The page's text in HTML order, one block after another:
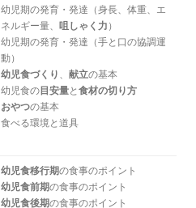
幼児期の発育・発達（身長、体重、エ
ネルギー量、 咀しゃく力 ）
幼児期の発育・発達（手と口の協調運
動）
幼児食づくり 、 献立の基本
幼児食の目安量と 食材の切り方
おやつの基本
食べる環境と道具
幼児食移行期の食事のポイント
幼児食前期の食事のポイント
幼児食後期の食事のポイント